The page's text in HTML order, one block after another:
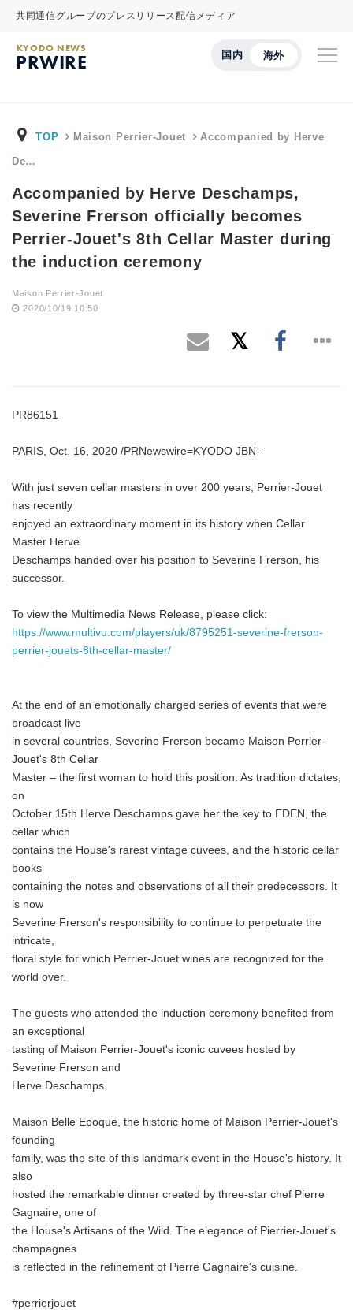
共同通信グループのプレスリリース配信メディア
国内 海外
KYODO NEWS
PRWIRE
TOP Maison Perrier-Jouet Accompanied by Herve
De…
Accompanied by Herve Deschamps,
Severine Frerson officially becomes
Perrier-Jouet's 8th Cellar Master during
the induction ceremony
Maison Perrier-Jouet
2020/10/19 10:50
PR86151
PARIS, Oct. 16, 2020 /PRNewswire=KYODO JBN--
With just seven cellar masters in over 200 years, Perrier-Jouet
has recently
enjoyed an extraordinary moment in its history when Cellar
Master Herve
Deschamps handed over his position to Severine Frerson, his
successor.
To view the Multimedia News Release, please click:
https://www.multivu.com/players/uk/8795251-severine-frerson-
perrier-jouets-8th-cellar-master/
At the end of an emotionally charged series of events that were
broadcast live
in several countries, Severine Frerson became Maison Perrier-
Jouet's 8th Cellar
Master – the first woman to hold this position. As tradition dictates,
on
October 15th Herve Deschamps gave her the key to EDEN, the
cellar which
contains the House's rarest vintage cuvees, and the historic cellar
books
containing the notes and observations of all their predecessors. It
is now
Severine Frerson's responsibility to continue to perpetuate the
intricate,
floral style for which Perrier-Jouet wines are recognized for the
world over.
The guests who attended the induction ceremony benefited from
an exceptional
tasting of Maison Perrier-Jouet's iconic cuvees hosted by
Severine Frerson and
Herve Deschamps.
Maison Belle Epoque, the historic home of Maison Perrier-Jouet's
founding
family, was the site of this landmark event in the House's history. It
also
hosted the remarkable dinner created by three-star chef Pierre
Gagnaire, one of
the House's Artisans of the Wild. The elegance of Pierrier-Jouet's
champagnes
is reflected in the refinement of Pierre Gagnaire's cuisine.
#perrierjouet